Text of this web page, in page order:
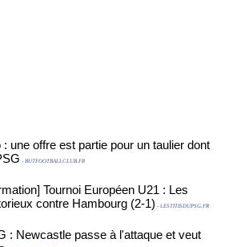
une offre est partie pour un taulier dont
- BUTFOOTBALLCLUB.FR
Tournoi Européen U21 : Les
contre Hambourg (2-1) - LESTITISDUPSG.FR
: Newcastle passe à l'attaque et veut